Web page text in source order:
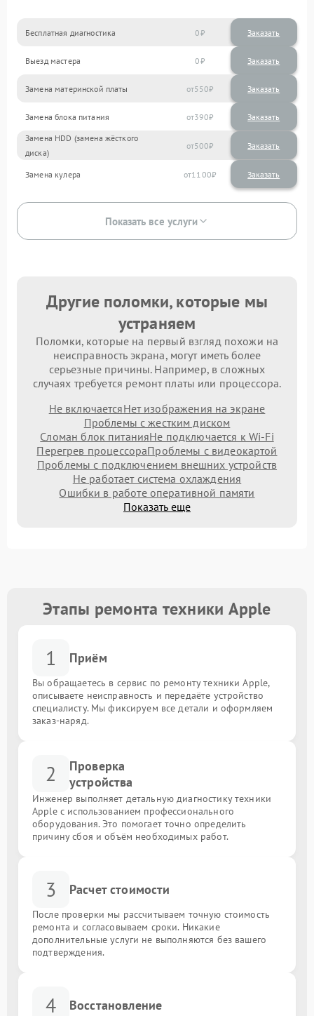
Бесплатная диагностика 0 Заказать
Выезд мастера 0 Заказать
Замена материнской платы 550
Замена блока питания 390
Замена HDD (замена жёсткого
диска)
500
Замена кулера 1100
Показать все услуги
Другие поломки, которые мы
устраняем
Поломки, которые на первый взгляд похожи на
неисправность экрана, могут иметь более
серьезные причины. Например, в сложных
случаях требуется ремонт платы или процессора.
Не включаетсяНет изображения на экране
Проблемы с жестким диском
Сломан блок питанияНе подключается к Wi-Fi
Перегрев процессораПроблемы с видеокартой
Проблемы с подключением внешних устройств
Не работает система охлаждения
Ошибки в работе оперативной памяти
Показать еще
Этапы ремонта техники Apple
1 Приём
Вы обращаетесь в сервис по ремонту техники Apple,
описываете неисправность и передаёте устройство
специалисту. Мы фиксируем все детали и оформляем
заказ-наряд.
2
Проверка
устройства
Инженер выполняет детальную диагностику техники
Apple с использованием профессионального
оборудования. Это помогает точно определить
причину сбоя и объём необходимых работ.
3 Расчет стоимости
После проверки мы рассчитываем точную стоимость
ремонта и согласовываем сроки. Никакие
дополнительные услуги не выполняются без вашего
подтверждения.
4 Восстановление